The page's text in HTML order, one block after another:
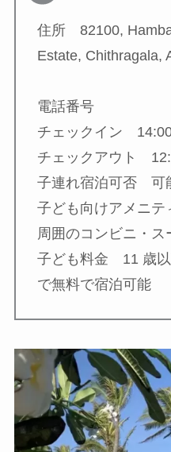
住所 82100,
Estate, Chithragala,
電話番号
チェックイン
チェックアウト
子連れ宿泊可否 可
子ども向けアメニ
周囲のコンビニ・ス
子ども料金 11 歳以
で無料で宿泊可能